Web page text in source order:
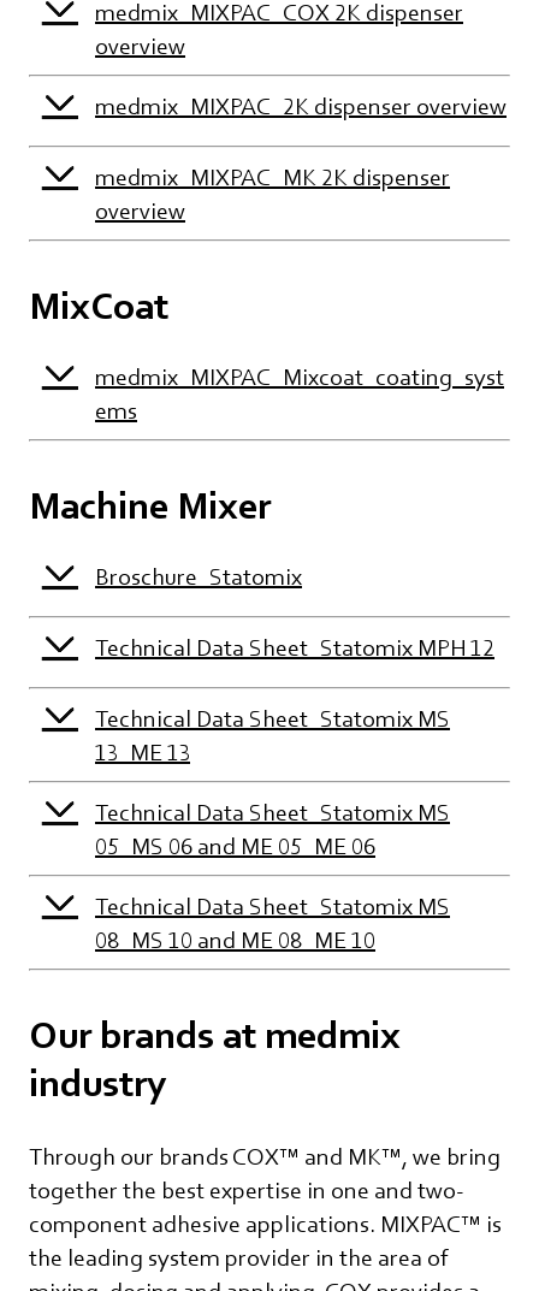
medmix_MIXPAC_COX 2K dispenser
overview
medmix_MIXPAC_2K dispenser overview
medmix_MIXPAC_MK 2K dispenser
overview
MixCoat
medmix_MIXPAC_Mixcoat_coating_syst
ems
Machine Mixer
Broschure_Statomix
Technical Data Sheet_Statomix MPH 12
Technical Data Sheet_Statomix MS
13_ME 13
Technical Data Sheet_Statomix MS
05_MS 06 and ME 05_ME 06
Technical Data Sheet_Statomix MS
08_MS 10 and ME 08_ME 10
Our brands at medmix
industry
Through our brands COX™ and MK™, we bring
together the best expertise in one and two-
component adhesive applications. MIXPAC™ is
the leading system provider in the area of